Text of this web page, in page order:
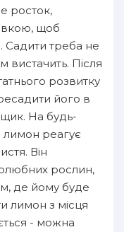
росток,
щоб
Садити треба не
вистачить. Після
розвитку
його в
На будь-
лимон реагує
Він
рослин,
де йому буде
лимон з місця
- можна